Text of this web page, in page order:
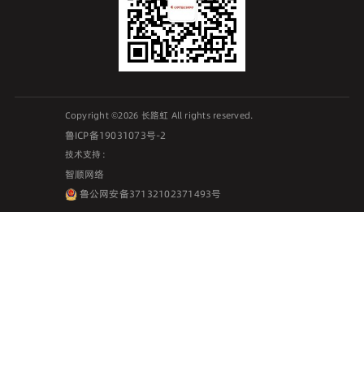
Copyright ©2026 长路虹 All rights reserved.
鲁ICP备19031073号-2
技术支持：
智顺网络
鲁公网安备37132102371493号